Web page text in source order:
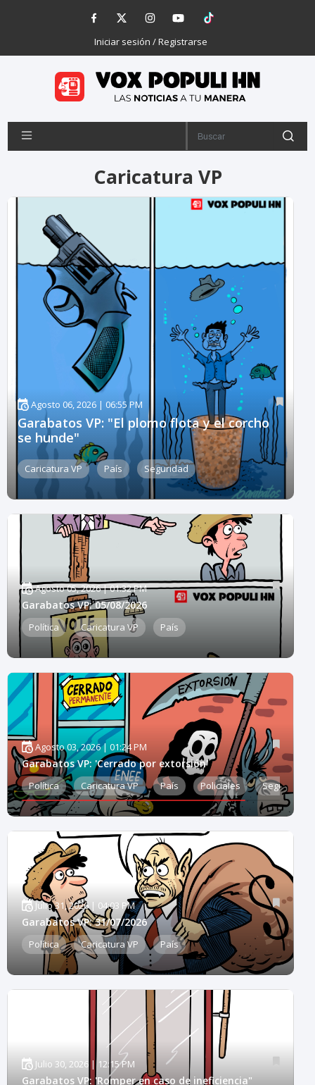
Iniciar sesión / Registrarse
Caricatura VP
Agosto 06, 2026 | 06:55 PM
Garabatos VP: "El plomo flota y el corcho
se hunde"
Caricatura VP País Seguridad
Agosto 05, 2026 | 01:32 PM
Garabatos VP: 05/08/2026
Política Caricatura VP País
Agosto 03, 2026 | 01:24 PM
Garabatos VP: 'Cerrado por extorsión'
Política Caricatura VP País Policiales Seguridad
Julio 31, 2026 | 04:03 PM
Garabatos VP: 31/07/2026
Política Caricatura VP País
Julio 30, 2026 | 12:15 PM
Garabatos VP: 'Romper en caso de ineficiencia"